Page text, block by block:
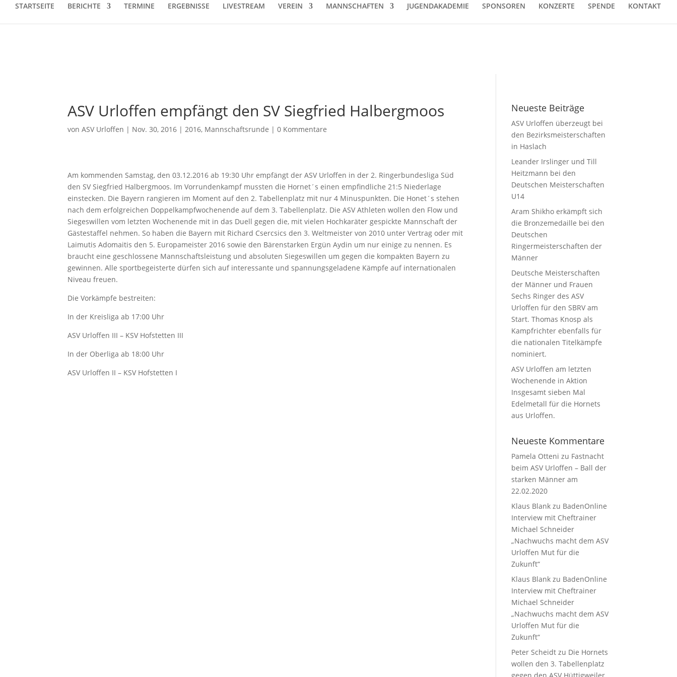
STARTSEITE BERICHTE TERMINE ERGEBNISSE LIVESTREAM VEREIN MANNSCHAFTEN JUGENDAKADEMIE SPONSOREN KONZERTE SPENDE KONTAKT
ASV Urloffen empfängt den SV Siegfried Halbergmoos
vonASV Urloffen | Nov. 30, 2016 |2016, Mannschaftsrunde |0 Kommentare
Am kommenden Samstag, den 03.12.2016 ab 19:30 Uhr empfängt der ASV Urloffen in der 2. Ringerbundesliga Süd
den SV Siegfried Halbergmoos. Im Vorrundenkampf mussten die Hornet´s einen empfindliche 21:5 Niederlage
einstecken. Die Bayern rangieren im Moment auf den 2. Tabellenplatz mit nur 4 Minuspunkten. Die Honet´s stehen
nach dem erfolgreichen Doppelkampfwochenende auf dem 3. Tabellenplatz. Die ASV Athleten wollen den Flow und
Siegeswillen vom letzten Wochenende mit in das Duell gegen die, mit vielen Hochkaräter gespickte Mannschaft der
Gästestaffel nehmen. So haben die Bayern mit Richard Csercsics den 3. Weltmeister von 2010 unter Vertrag oder mit
Laimutis Adomaitis den 5. Europameister 2016 sowie den Bärenstarken Ergün Aydin um nur einige zu nennen. Es
braucht eine geschlossene Mannschaftsleistung und absoluten Siegeswillen um gegen die kompakten Bayern zu
gewinnen. Alle sportbegeisterte dürfen sich auf interessante und spannungsgeladene Kämpfe auf internationalen
Niveau freuen.
Die Vorkämpfe bestreiten:
In der Kreisliga ab 17:00 Uhr
ASV Urloffen III – KSV Hofstetten III
In der Oberliga ab 18:00 Uhr
ASV Urloffen II – KSV Hofstetten I
Neueste Beiträge
ASV Urloffen überzeugt bei
den Bezirksmeisterschaften
in Haslach
Leander Irslinger und Till
Heitzmann bei den
Deutschen Meisterschaften
U14
Aram Shikho erkämpft sich
die Bronzemedaille bei den
Deutschen
Ringermeisterschaften der
Männer
Deutsche Meisterschaften
der Männer und Frauen
Sechs Ringer des ASV
Urloffen für den SBRV am
Start. Thomas Knosp als
Kampfrichter ebenfalls für
die nationalen Titelkämpfe
nominiert.
ASV Urloffen am letzten
Wochenende in Aktion
Insgesamt sieben Mal
Edelmetall für die Hornets
aus Urloffen.
Neueste Kommentare
Pamela Otteni zu Fastnacht
beim ASV Urloffen – Ball der
starken Männer am
22.02.2020
Klaus Blank zu BadenOnline
Interview mit Cheftrainer
Michael Schneider
„Nachwuchs macht dem ASV
Urloffen Mut für die
Zukunft“
Klaus Blank zu BadenOnline
Interview mit Cheftrainer
Michael Schneider
„Nachwuchs macht dem ASV
Urloffen Mut für die
Zukunft“
Peter Scheidt zu Die Hornets
wollen den 3. Tabellenplatz